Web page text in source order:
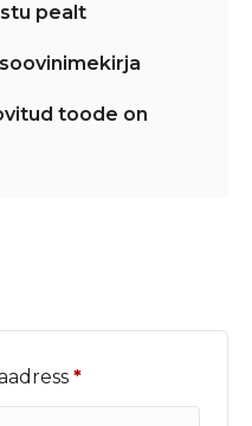
pealt
toode on
*Nõutud